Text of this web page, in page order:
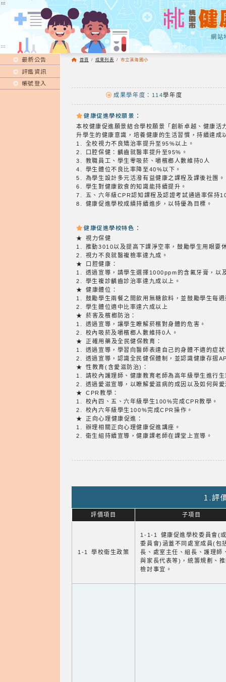
:::
網站
:::
最新公告
評鑑資訊
帳號登入
首頁 / 成果列表 / 市立溪海國小
成果學年度：114學年度
健康促進學校願景：
本校健康促進願景結合學校願景「創新卓越、健康
升學生的健康意識，培養健康的生活習慣，持續達成
1. 全校視力不良矯治率提升至95%以上。
2. 口腔保健：齲齒就醫率提升至95%。
3. 教職員工、學生零吸菸、嚼檳榔人數維持0人
4. 學生體位不良比率降至40%以下。
5. 為學生設計多元活潑有益健康之課程及課後社團。
6. 學生對健康飲食的知識能持續提升。
7. 五、六年級CPR認知課程及認證考試通過率保持
8. 健康促進學校成績持續進步，以特優為目標。
健康促進學校特色：
★ 視力保健
1. 推動3010以及提高下課淨空率，鼓勵學生用眼要
2. 視力不良就醫複檢率達九成。
★ 口腔健康：
1. 透過宣導，請學生選擇1000ppm的含氟牙膏，以
2. 學生複診齲齒診治率達九成以上。
★ 健康體位：
1. 鼓勵學生兩餐之間飲用無糖飲料，並鼓勵學生每
2. 學生體位適中比率達六成以上
★ 菸害及檳榔防治：
1. 透過宣導，讓學生瞭解菸檳對身體的危害。
2. 校內吸菸及嚼檳榔人數維持0人。
★ 正確用藥及全民健保教育：
1. 透過宣導，學習向醫師表達自己的身體不適的症
2. 透過宣導，認識全民健保體制，並認識健康存摺
★ 性教育(含愛滋防治)：
1. 請校內護理師、健康教育老師為高年級學生進行
2. 透過愛滋宣導，以瞭解愛滋病的成因以及如何與
★ CPR教學：
1. 校內四、五、六年級學生100%完成CPR教學。
2. 校內六年級學生100%完成CPR操作。
★ 正向心理健康促進：
1. 辦理相關正向心理健康促進講座。
2. 衛生組持續宣導，健康課老師在課堂上宣導。
1.評
評價項目 子項目
1-1 學校衛生政策
1-1-1 健康促進學校委員會(
委員會)涵蓋不同處室成員(包
長、處室主任、組長、護理師
與家長代表等)，統籌規劃、
檢討事宜。
:::